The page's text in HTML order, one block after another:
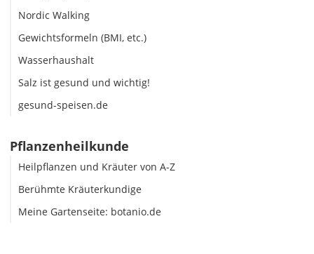
Nordic Walking
Gewichtsformeln (BMI, etc.)
Wasserhaushalt
Salz ist gesund und wichtig!
gesund-speisen.de
Pflanzenheilkunde
Heilpflanzen und Kräuter von A-Z
Berühmte Kräuterkundige
Meine Gartenseite: botanio.de